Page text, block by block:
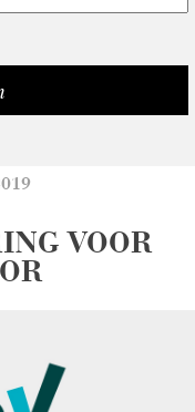
VOOR